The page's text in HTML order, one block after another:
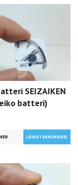
SEIZAIKEN
batteri)